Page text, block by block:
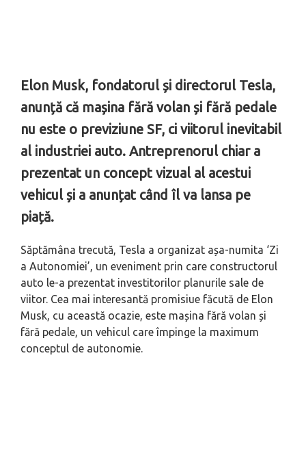
Elon Musk, fondatorul și directorul Tesla,
anunță că mașina fără volan și fără pedale
nu este o previziune SF, ci viitorul inevitabil
al industriei auto. Antreprenorul chiar a
prezentat un concept vizual al acestui
vehicul și a anunțat când îl va lansa pe
piață.
Săptămâna trecută, Tesla a organizat așa-numita ‘Zi
a Autonomiei’, un eveniment prin care constructorul
auto le-a prezentat investitorilor planurile sale de
viitor. Cea mai interesantă promisiue făcută de Elon
Musk, cu această ocazie, este mașina fără volan și
fără pedale, un vehicul care împinge la maximum
conceptul de autonomie.